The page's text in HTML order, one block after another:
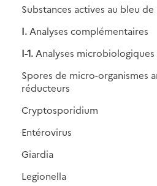
Substances actives au bleu
I. Analyses complémentaires
I-1. Analyses
Spores de micro-organismes
réducteurs
Cryptosporidium
Entérovirus
Giardia
Legionella